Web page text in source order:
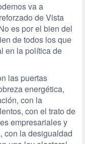
va a
de Vista
es por el bien del
de todos los que
en la política de
las puertas
energética,
con la
con el trato de
empresariales y
con la desigualdad